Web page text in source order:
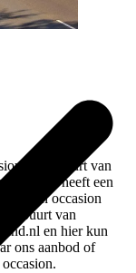
in de buurt van
heeft een
een occasion
buurt van
en hier kun
ons aanbod of